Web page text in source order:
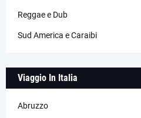
Reggae e Dub
Sud America e Caraibi
Viaggio In Italia
Abruzzo